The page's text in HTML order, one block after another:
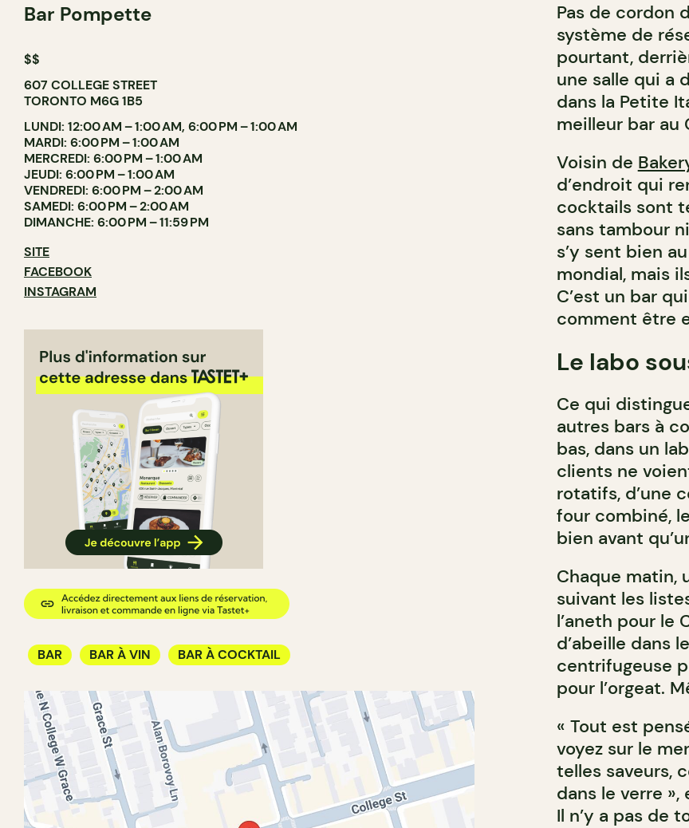
Bar Pompette
$$
607 COLLEGE STREET
TORONTO M6G 1B5
LUNDI: 12:00 AM – 1:00 AM, 6:00 PM – 1:00 AM
MARDI: 6:00 PM – 1:00 AM
MERCREDI: 6:00 PM – 1:00 AM
JEUDI: 6:00 PM – 1:00 AM
VENDREDI: 6:00 PM – 2:00 AM
SAMEDI: 6:00 PM – 2:00 AM
DIMANCHE: 6:00 PM – 11:59 PM
SITE
FACEBOOK
INSTAGRAM
BAR BAR À VIN BAR À COCKTAIL
Pas de cordon
système de
pourtant,
une salle qui a
dans la Petite
meilleur bar au
Voisin de
d’endroit qui
cocktails sont
sans tambour
s’y sent bien
mondial, mais
C’est un bar
comment être
Le labo
Ce qui
autres bars à
bas, dans un
clients ne
rotatifs, d’une
four combiné,
bien avant
Chaque matin,
suivant les
l’aneth pour le
d’abeille dans
centrifugeuse
pour l’orgeat.
« Tout est
voyez sur le
telles saveurs,
dans le verre
Il n’y a pas de